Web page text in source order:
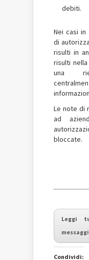
debiti.
Nei casi in
di
risulti in
risulti
una
Le note di
ad
bloccate.
Leggi
Condividi: